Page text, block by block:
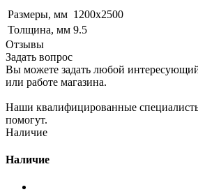
Размеры, мм 1200х2500
Толщина, мм 9.5
Отзывы
Задать вопрос
Вы можете задать любой
или работе магазина.
Наши квалифицированные
помогут.
Наличие
Наличие